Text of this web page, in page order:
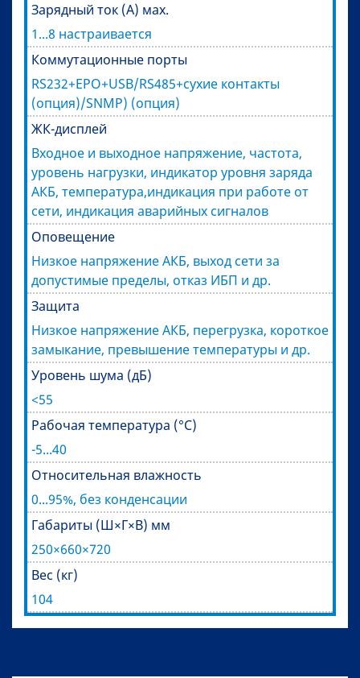
Зарядный ток (А) мах.
1...8 настраивается
Коммутационные порты
RS232+EPO+USB/RS485+сухие контакты
(опция)/SNMP) (опция)
ЖК-дисплей
Входное и выходное напряжение, частота,
уровень нагрузки, индикатор уровня заряда
АКБ, температура,индикация при работе от
сети, индикация аварийных сигналов
Оповещение
Низкое напряжение АКБ, выход сети за
допустимые пределы, отказ ИБП и др.
Защита
Низкое напряжение АКБ, перегрузка, короткое
замыкание, превышение температуры и др.
Уровень шума (дБ)
<55
Рабочая температура (°C)
-5...40
Относительная влажность
0...95%, без конденсации
Габариты (Ш×Г×В) мм
250×660×720
Вес (кг)
104